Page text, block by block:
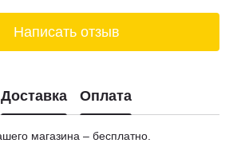
Написать отзыв
Доставка Оплата
магазина – бесплатно.